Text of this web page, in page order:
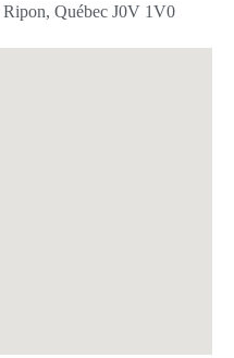
Ripon, Québec J0V 1V0